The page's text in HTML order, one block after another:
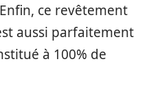
ce revêtement
aussi parfaitement
à 100% de